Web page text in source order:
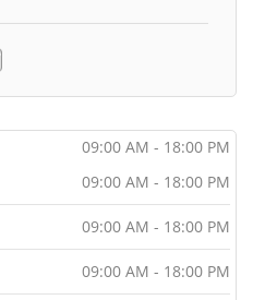
09:00 AM - 18:00 PM
09:00 AM - 18:00 PM
09:00 AM - 18:00 PM
09:00 AM - 18:00 PM